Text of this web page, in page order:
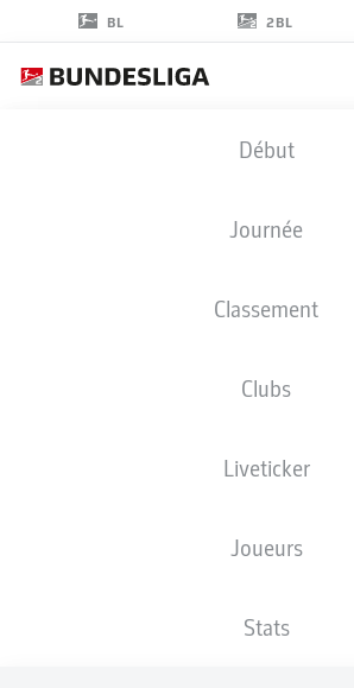
BL 2BL
Début
Journée
Classement
Clubs
Liveticker
Joueurs
Stats